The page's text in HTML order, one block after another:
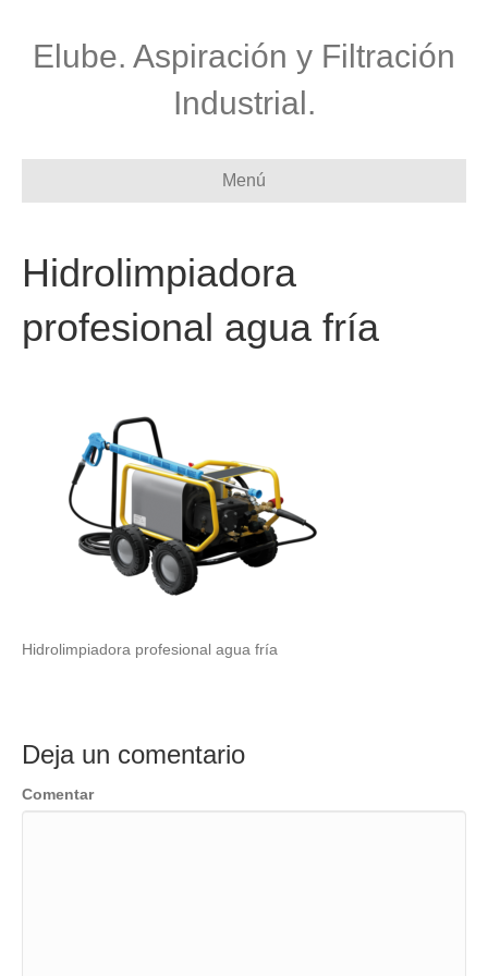
Elube. Aspiración y Filtración
Industrial.
Menú
Hidrolimpiadora
profesional agua fría
Hidrolimpiadora profesional agua fría
Deja un comentario
Comentar